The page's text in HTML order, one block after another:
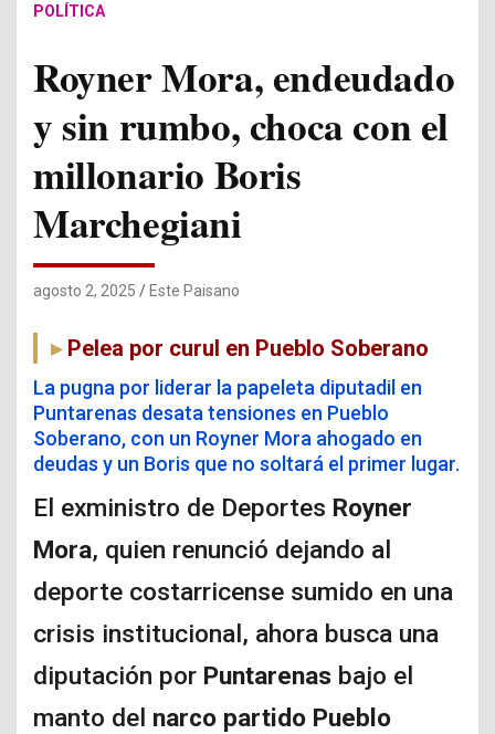
POLÍTICA
Royner Mora, endeudado
y sin rumbo, choca con el
millonario Boris
Marchegiani
agosto 2, 2025 Este Paisano
Pelea por curul en Pueblo Soberano
La pugna por liderar la papeleta diputadil en
Puntarenas desata tensiones en Pueblo
Soberano, con un Royner Mora ahogado en
deudas y un Boris que no soltará el primer lugar.
El exministro de Deportes Royner
Mora, quien renunció dejando al
deporte costarricense sumido en una
crisis institucional, ahora busca una
diputación por Puntarenas bajo el
manto del narco partido Pueblo